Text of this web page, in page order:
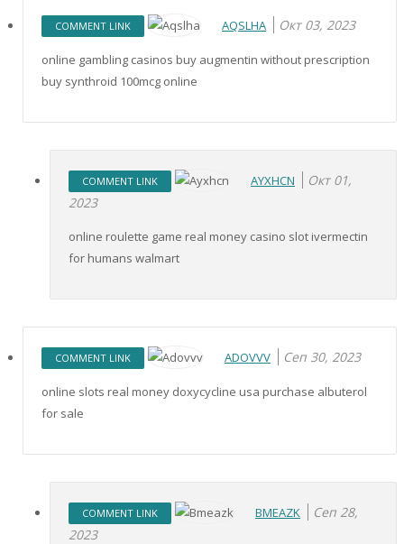
COMMENT LINK AQSLHA Окт 03, 2023
online gambling casinos buy augmentin without prescription
buy synthroid 100mcg online
COMMENT LINK AYXHCN
Окт 01,
2023
online roulette game real money casino slot ivermectin
for humans walmart
COMMENT LINK ADOVVV Сеп 30, 2023
online slots real money doxycycline usa purchase albuterol
for sale
COMMENT LINK BMEAZK
Сеп 28,
2023